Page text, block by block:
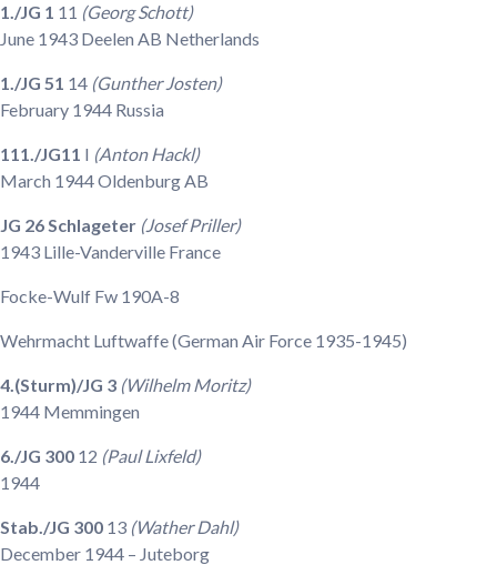
1./JG 1 11 (Georg Schott)
June 1943 Deelen AB Netherlands
1./JG 51 14 (Gunther Josten)
February 1944 Russia
111./JG11 I (Anton Hackl)
March 1944Oldenburg AB
JG 26 Schlageter (Josef Priller)
1943 Lille-Vanderville France
Focke-Wulf Fw 190A-8
Wehrmacht Luftwaffe(German Air Force 1935-1945)
4.(Sturm)/JG 3 (Wilhelm Moritz)
1944 Memmingen
6./JG 300 12 (Paul Lixfeld)
1944
Stab./JG 300 13 (Wather Dahl)
December 1944 – Juteborg